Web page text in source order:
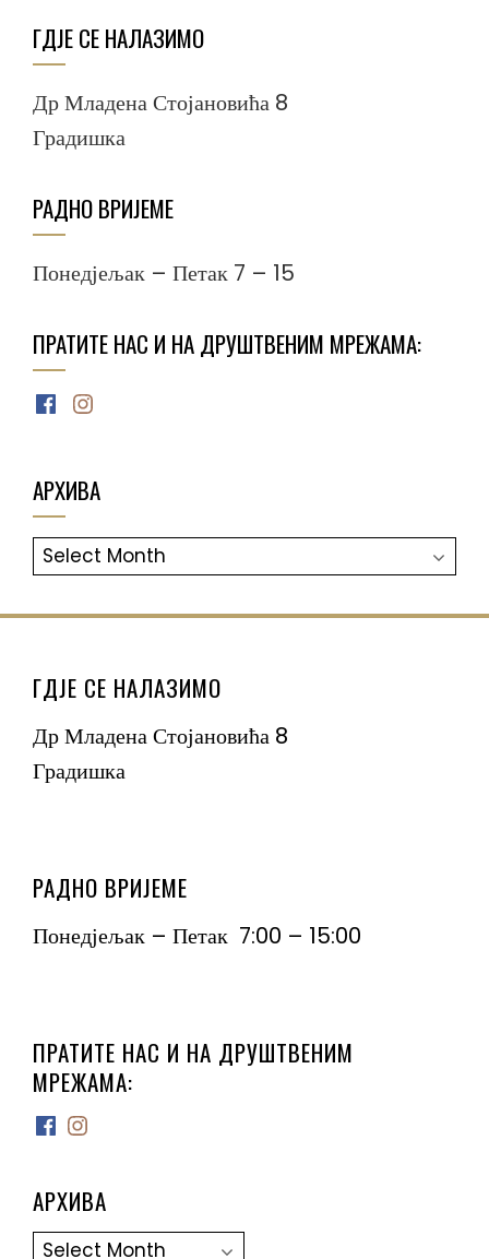
ГДЈЕ СЕ НАЛАЗИМО
Др Младена Стојановића 8
Градишка
РАДНО ВРИЈЕМЕ
Понедјељак – Петак 7 – 15
ПРАТИТЕ НАС И НА ДРУШТВЕНИМ МРЕЖАМА:
Facebook
Instagram
АРХИВА
АРХИВА
ГДЈЕ СЕ НАЛАЗИМО
Др Младена Стојановића 8
Градишка
РАДНО ВРИЈЕМЕ
Понедјељак – Петак 7:00 – 15:00
ПРАТИТЕ НАС И НА ДРУШТВЕНИМ
МРЕЖАМА:
Facebook
Instagram
АРХИВА
Архива